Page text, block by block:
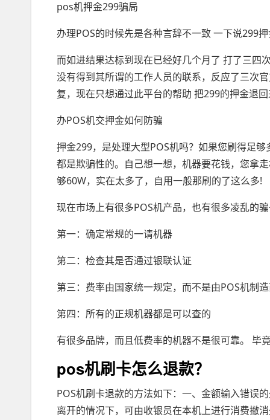
pos机押金299骗局
办理POS的时候先是各种言辞不一致 一下说299
而如进结果达标到现在已经好几个月了 打了三四
没有得到其所谓的工作人员的联系，反应了三次
复，现在只想通过此平台的帮助 把299的押金退
办POS机交押金如何防骗
押金299，是处理大型POS机吗？如果您刷得足
都是欺骗性的。自己想一想，机器要花钱，您拿
够60W，实在太多了，自用一般那刷的了这么多!
现在市场上有很多POS机产品，也有很多凌乱的
第一：确定常规的一请机器
第二：检查其是否通过银联认证
第三：费率由国家统一规定，而不是由POS机制
第四：所有的正规机器都是可以查的
有很多品牌，而且低费率的机器不是很可靠。 毕
pos机刷卡怎么退款？
POS机刷卡退款的方法如下：一、金额输入错误
离开的情况下，可由收银员在本机上进行消费撤